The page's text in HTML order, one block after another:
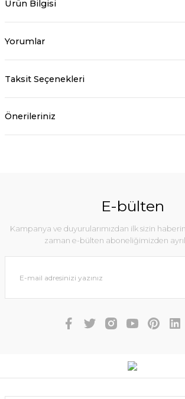
Ürün Bilgisi
Yorumlar
Taksit Seçenekleri
Önerileriniz
E-bülten
Kampanya ve duyurularımızdan ilk sizin
zaman e-bülten aboneliğimizden